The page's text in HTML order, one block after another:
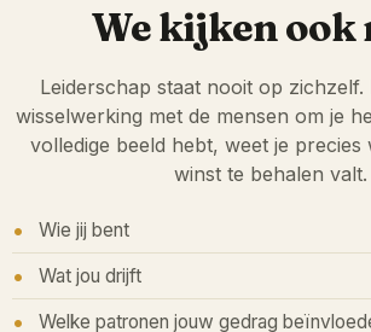
We kijken ook
Leiderschap staat nooit op zichzelf.
wisselwerking met de mensen om je
volledige beeld hebt, weet je precies
winst te behalen valt.
Wie jij bent
Wat jou drijft
Welke patronen jouw gedrag